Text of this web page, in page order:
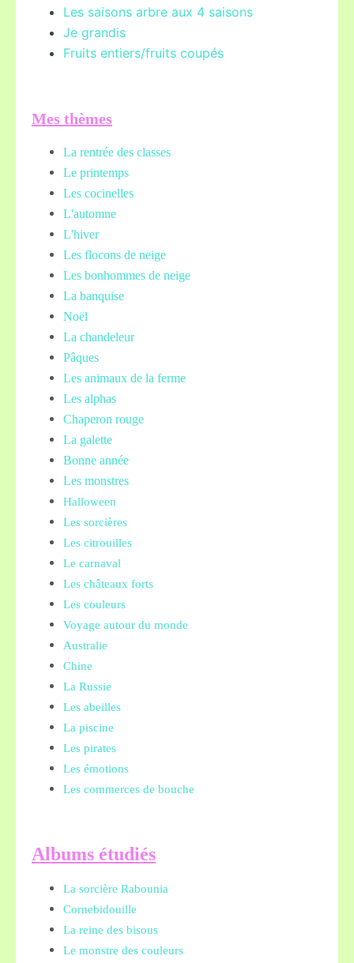
Les saisons arbre aux 4 saisons
Je grandis
Fruits entiers/fruits coupés
Mes thèmes
La rentrée des classes
Le printemps
Les cocinelles
L'automne
L'hiver
Les flocons de neige
Les bonhommes de neige
La banquise
Noël
La chandeleur
Pâques
Les animaux de la ferme
Les alphas
Chaperon rouge
La galette
Bonne année
Les monstres
Halloween
Les sorcières
Les citrouilles
Le carnaval
Les châteaux forts
Les couleurs
Voyage autour du monde
Australie
Chine
La Russie
Les abeilles
La piscine
Les pirates
Les émotions
Les commerces de bouche
Albums étudiés
La sorcière Rabounia
Cornebidouille
La reine des bisous
Le monstre des couleurs